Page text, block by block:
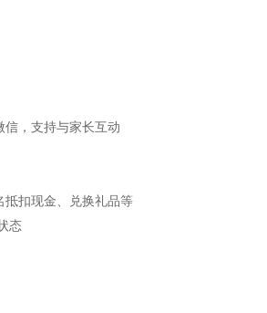
，支持与家长互动
扣现金、兑换礼品等
态